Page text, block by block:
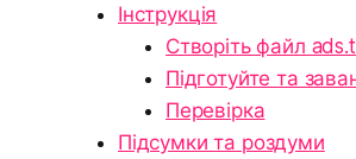
Інструкція
Створіть файл
Підготуйте та
Перевірка
Підсумки та роздуми